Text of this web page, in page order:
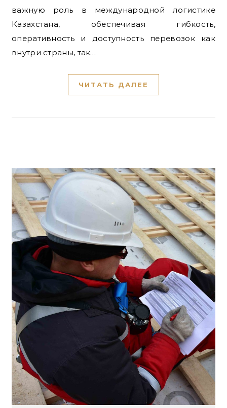
важную роль в международной логистике
Казахстана, обеспечивая гибкость,
оперативность и доступность перевозок как
внутри страны, так…
ЧИТАТЬ ДАЛЕЕ